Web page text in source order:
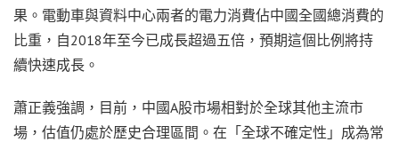
果。電動車與資料中心兩者的電力消費佔中國全國總消費的
比重，自2018年至今已成長超過五倍，預期這個比例將持
續快速成長。
蕭正義強調，目前，中國A股市場相對於全球其他主流市
場，估值仍處於歷史合理區間。在「全球不確定性」成為常